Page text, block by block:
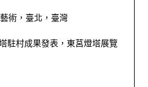
術，臺北，臺灣
駐村成果發表，東莒燈塔展覽